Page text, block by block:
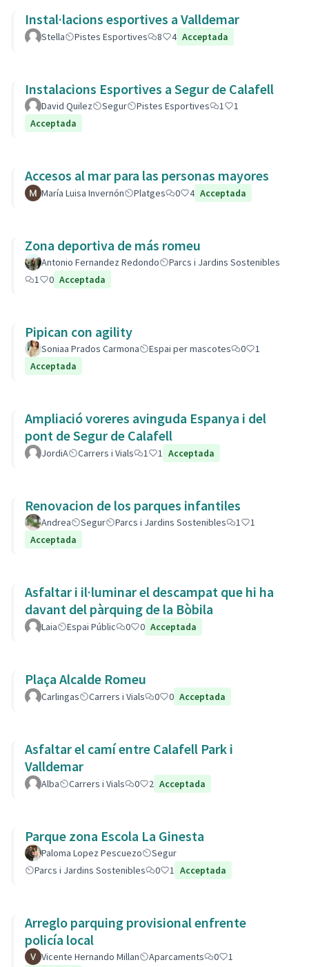
Instal·lacions esportives a Valldemar
Stella Pistes Esportives 8 4 Acceptada
Instalacions Esportives a Segur de Calafell
David Quilez Segur Pistes Esportives 1
1
Acceptada
Accesos al mar para las personas mayores
María Luisa Invernón Platges 0 4 Acceptada
Zona deportiva de más romeu
Antonio Fernandez Redondo
Parcs i Jardins Sostenibles
1
0 Acceptada
Pipican con agility
Soniaa Prados Carmona Espai per mascotes 0
1
Acceptada
Ampliació voreres avinguda Espanya i del
pont de Segur de Calafell
JordiA Carrers i Vials 1 1 Acceptada
Renovacion de los parques infantiles
Andrea Segur Parcs i Jardins Sostenibles 1
1
Acceptada
Asfaltar i il·luminar el descampat que hi ha
davant del pàrquing de la Bòbila
Laia Espai Públic 0 0 Acceptada
Plaça Alcalde Romeu
Carlingas Carrers i Vials 0 0 Acceptada
Asfaltar el camí entre Calafell Park i
Valldemar
Alba Carrers i Vials 0 2 Acceptada
Parque zona Escola La Ginesta
Paloma Lopez Pescuezo
Segur
Parcs i Jardins Sostenibles
0 1 Acceptada
Arreglo parquing provisional enfrente
policía local
Vicente Hernando Millan Aparcaments 0
1